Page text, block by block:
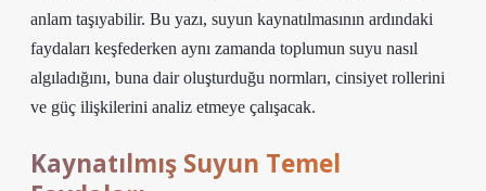
anlam taşıyabilir. Bu yazı, suyun kaynatılmasının ardındaki
faydaları keşfederken aynı zamanda toplumun suyu nasıl
algıladığını, buna dair oluşturduğu normları, cinsiyet rollerini
ve güç ilişkilerini analiz etmeye çalışacak.
Kaynatılmış Suyun Temel